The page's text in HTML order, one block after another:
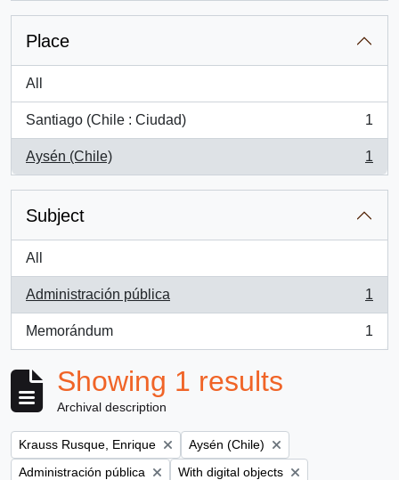
Place
All
Santiago (Chile : Ciudad)
, 1 results
1
Aysén (Chile)
, 1 results
1
Subject
All
Administración pública
, 1 results
1
Memorándum
, 1 results
1
Showing 1 results
Archival description
Remove filter:
Krauss Rusque, Enrique Remove filter:
Aysén (Chile)
Remove filter:
Administración pública Remove filter:
With digital objects